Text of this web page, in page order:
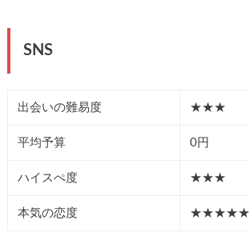
SNS
出会いの難易度 ★★★
平均予算 0円
ハイスぺ度 ★★★
本気の恋度 ★★★★★